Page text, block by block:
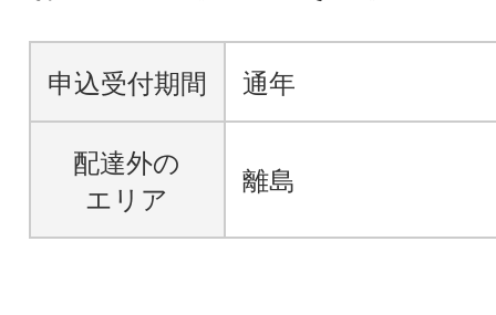
申込受付期間 通年
配達外の
エリア
離島